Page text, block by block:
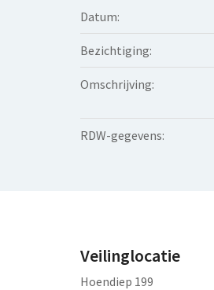
Datum:
Bezichtiging:
Omschrijving:
RDW-gegevens:
Veilinglocatie
Hoendiep 199